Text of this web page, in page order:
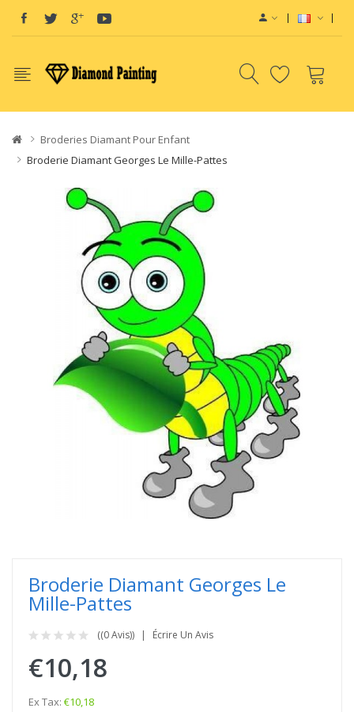
E-Liquids SaltNic Vapor Battery Mods Disposable Vapes
Broderies Diamant Pour Enfant
Broderie Diamant Georges Le Mille-Pattes
Broderie Diamant Georges Le
Mille-Pattes
((0 Avis)) Écrire Un Avis
€10,18
Ex Tax: €10,18